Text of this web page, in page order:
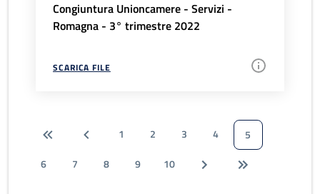
Congiuntura Unioncamere - Servizi -
Romagna - 3° trimestre 2022
SCARICA FILE
1 2 3 4
5
6
7 8 9 10